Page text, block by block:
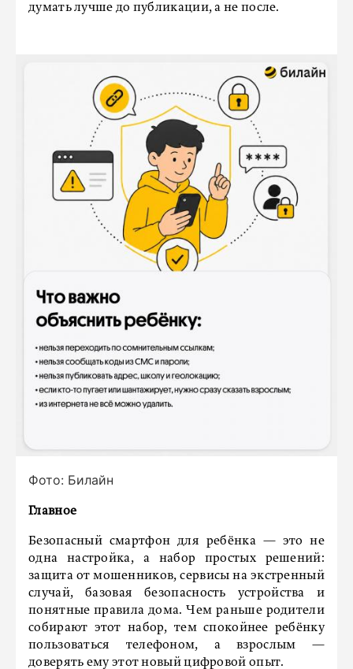
думать лучше до публикации, а не после.
Фото: Билайн
Главное
Безопасный смартфон для ребёнка — это не
одна настройка, а набор простых решений:
защита от мошенников, сервисы на экстренный
случай, базовая безопасность устройства и
понятные правила дома. Чем раньше родители
собирают этот набор, тем спокойнее ребёнку
пользоваться телефоном, а взрослым —
доверять ему этот новый цифровой опыт.